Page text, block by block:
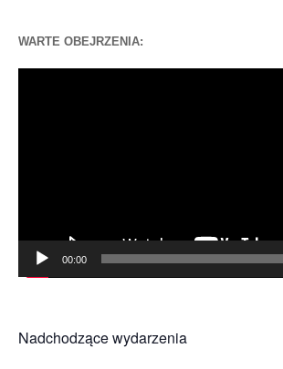
WARTE OBEJRZENIA:
00:00
Nadchodzące wydarzenia